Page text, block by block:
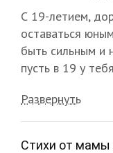
С 19-летием,
оставаться
быть сильным и
пусть в 19 у
Развернуть
Стихи от мамы